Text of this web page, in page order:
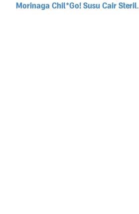
Morinaga Chil*Go! Susu Cair Steril.